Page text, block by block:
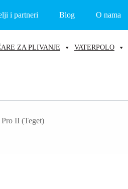
i partneri Blog O nama
ZA PLIVANJE VATERPOLO
II (Teget)